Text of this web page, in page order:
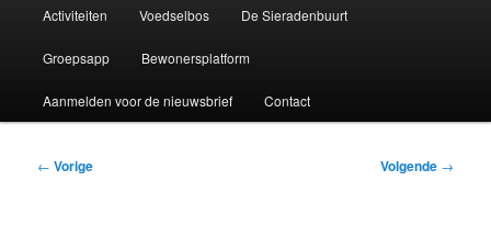
Activiteiten Voedselbos De Sieradenbuurt
Groepsapp Bewonersplatform
Aanmelden voor de nieuwsbrief Contact
Bericht
← Vorige Volgende →